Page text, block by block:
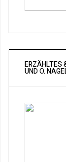
ERZÄHLTES
ND O. NAGEL